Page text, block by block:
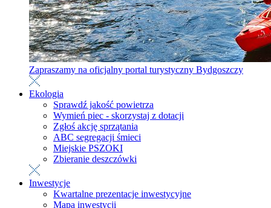
Zapraszamy na oficjalny portal turystyczny Bydgoszczy
Ekologia
Sprawdź jakość powietrza
Wymień piec - skorzystaj z dotacji
Zgłoś akcję sprzątania
ABC segregacji śmieci
Miejskie PSZOKI
Zbieranie deszczówki
Inwestycje
Kwartalne prezentacje inwestycyjne
Mapa inwestycji